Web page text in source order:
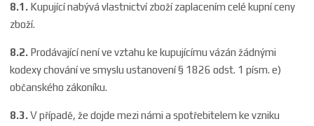
8.1. Kupující nabývá vlastnictví zboží zaplacením celé kupní ceny
zboží.
8.2. Prodávající není ve vztahu ke kupujícímu vázán žádnými
kodexy chování ve smyslu ustanovení § 1826 odst. 1 písm. e)
občanského zákoníku.
8.3.V případě, že dojde mezi námi a spotřebitelem ke vzniku